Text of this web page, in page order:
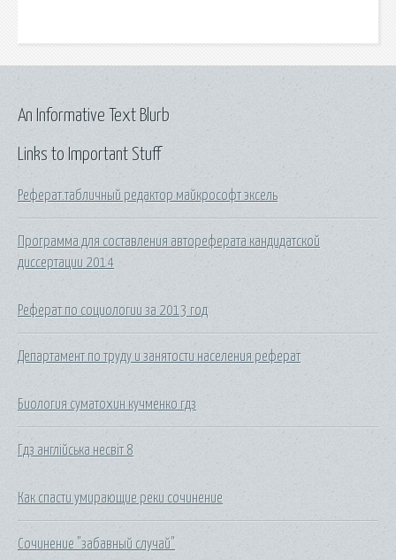
Links to Important Stuff
Реферат.табличный редактор майкрософт эксель
Программа для составления автореферата кандидатской
диссертации 2014
Реферат по социологии за 2013 год
Департамент по труду и занятости населения реферат
Биология суматохин кучменко гдз
Гдз англійська несвіт 8
Как спасти умирающие реки сочинение
Сочинение "забавный случай"
An Informative Text Blurb